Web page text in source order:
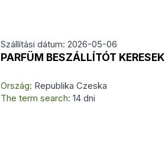
Szállítási dátum: 2026-05-06
PARFÜM BESZÁLLÍTÓT KERESEK
Ország: Republika Czeska
The term search: 14 dni